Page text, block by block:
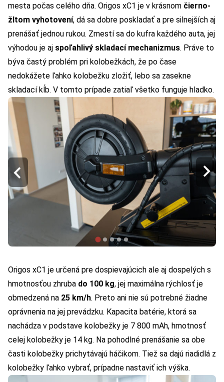
mesta počas celého dňa. Origos xC1 je v krásnom čierno-
žltom vyhotovení, dá sa dobre poskladať a pre silnejších aj
prenášať jednou rukou. Zmestí sa do kufra každého auta, jej
výhodou je aj spoľahlivý skladací mechanizmus. Práve to
býva častý problém pri kolobežkách, že po čase
nedokážete ľahko kolobežku zložiť, lebo sa zasekne
skladací kĺb. V tomto prípade zatiaľ všetko funguje hladko.
Origos xC1 je určená pre dospievajúcich ale aj dospelých s
hmotnosťou zhruba do 100 kg, jej maximálna rýchlosť je
obmedzená na 25 km/h. Preto ani nie sú potrebné žiadne
oprávnenia na jej prevádzku. Kapacita batérie, ktorá sa
nachádza v podstave kolobežky je 7 800 mAh, hmotnosť
celej kolobežky je 14 kg. Na pohodlné prenášanie sa obe
časti kolobežky prichytávajú háčikom. Tiež sa dajú riadidlá z
kolobežky ľahko vybrať, prípadne nastaviť ich výška.